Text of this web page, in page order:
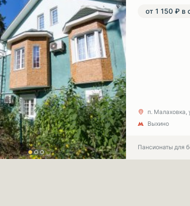
от 1 150 ₽ в
п. Малаховка,
Выхино
Пансионаты для